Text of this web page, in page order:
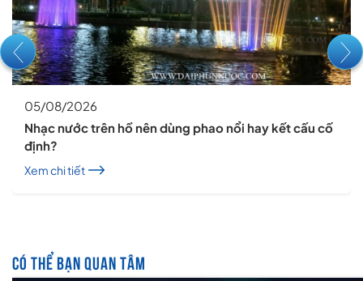
05/08/2026
Nhạc nước trên hồ nên dùng phao nổi hay kết cấu cố
định?
Xem chi tiết
CÓ THỂ BẠN QUAN TÂM